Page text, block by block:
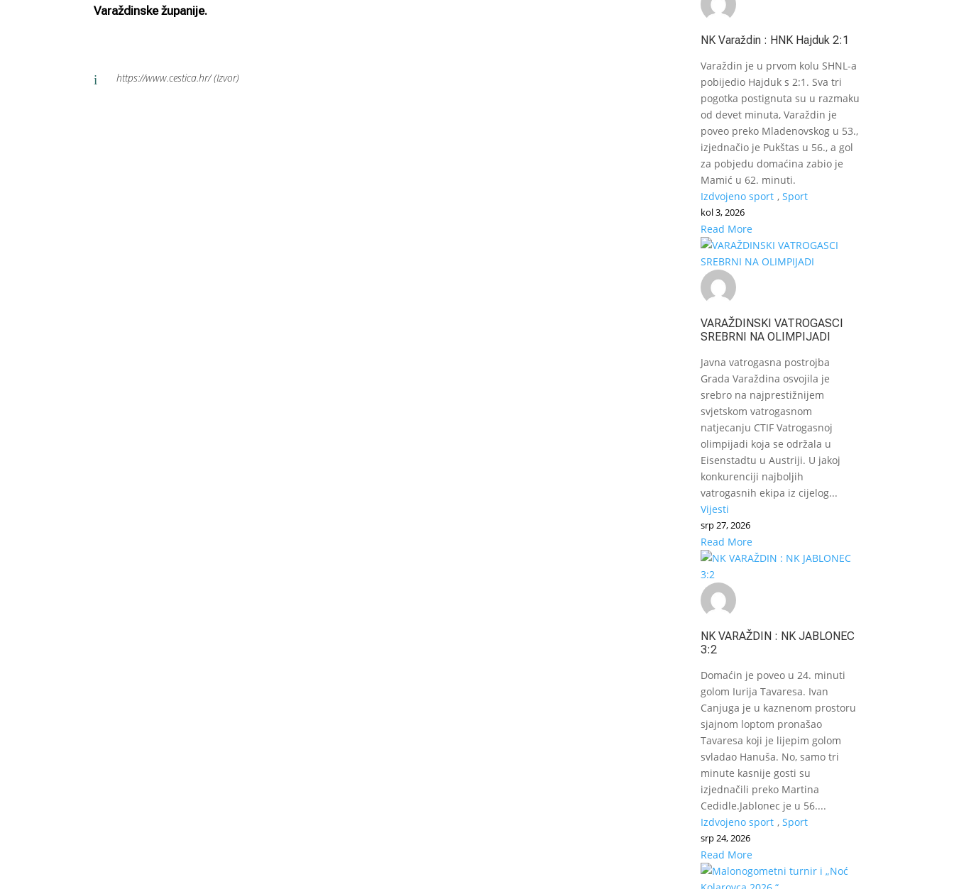
Varaždinske županije.
i https://www.cestica.hr/ (Izvor)
NK Varaždin : HNK Hajduk 2:1
Varaždin je u prvom kolu SHNL-a
pobijedio Hajduk s 2:1. Sva tri
pogotka postignuta su u razmaku
od devet minuta, Varaždin je
poveo preko Mladenovskog u 53.,
izjednačio je Pukštas u 56., a gol
za pobjedu domaćina zabio je
Mamić u 62. minuti.
Izdvojeno sport , Sport
kol 3, 2026
Read More
VARAŽDINSKI VATROGASCI
SREBRNI NA OLIMPIJADI
Javna vatrogasna postrojba
Grada Varaždina osvojila je
srebro na najprestižnijem
svjetskom vatrogasnom
natjecanju CTIF Vatrogasnoj
olimpijadi koja se održala u
Eisenstadtu u Austriji. U jakoj
konkurenciji najboljih
vatrogasnih ekipa iz cijelog...
Vijesti
srp 27, 2026
Read More
NK VARAŽDIN : NK JABLONEC
3:2
Domaćin je poveo u 24. minuti
golom Iurija Tavaresa. Ivan
Canjuga je u kaznenom prostoru
sjajnom loptom pronašao
Tavaresa koji je lijepim golom
svladao Hanuša. No, samo tri
minute kasnije gosti su
izjednačili preko Martina
Cedidle.Jablonec je u 56....
Izdvojeno sport , Sport
srp 24, 2026
Read More